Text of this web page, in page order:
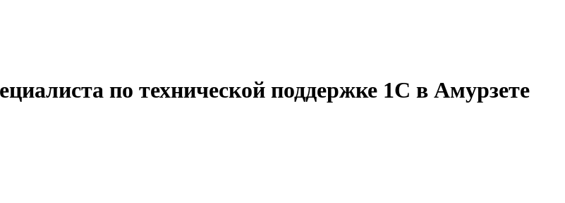
по технической поддержке 1С в Амурзете